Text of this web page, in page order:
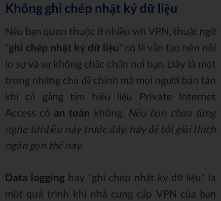
Không ghi chép nhật ký dữ liệu
Nếu bạn quen thuộc ít nhiều với VPN, thuật ngữ
"ghi chép nhật ký dữ liệu" có lẽ vẫn tạo nên nỗi
lo sợ và sự không chắc chắn nơi bạn. Đây là một
trong những chủ đề chính mà mọi người bàn tán
khi cố gắng tìm hiểu liệu Private Internet
Access có an toàn không. Nếu bạn chưa từng
nghe tới điều này trước đây, hãy để tôi giải thích
ngắn gọn thế này.
Data logging hay "ghi chép nhật ký dữ liệu" là
một quá trình khi nhà cung cấp VPN của bạn